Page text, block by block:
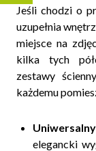
Jeśli chodzi o
uzupełnia
miejsce na
kilka tych
zestawy
każdemu
elegancki